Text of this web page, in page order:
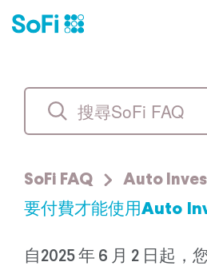
SoFi FAQ Auto
要付費才能使用Auto
自2025 年 6 月 2 日起，